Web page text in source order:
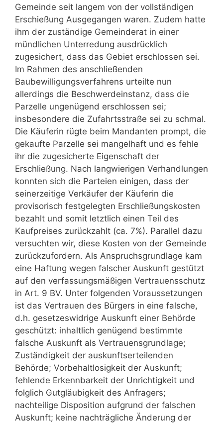
Gemeinde seit langem von der vollständigen
Erschießung Ausgegangen waren. Zudem hatte
ihm der zuständige Gemeinderat in einer
mündlichen Unterredung aus­drücklich
zugesichert, dass das Gebiet erschlossen sei.
Im Rahmen des anschließenden
Baubewilligungsverfahrens urteilte nun
allerdings die Beschwerdeinstanz, dass die
Parzelle ungenügend erschlossen sei;
insbesondere die Zufahrtsstraße sei zu schmal.
Die Käuferin rügte beim Mandanten prompt, die
gekaufte Parzelle sei mangelhaft und es fehle
ihr die zugesicherte Eigenschaft der
Erschließung. Nach langwierigen Verhandlungen
konnten sich die Parteien einigen, dass der
seinerzeitige Verkäufer der Käuferin die
provisorisch festgelegten Erschließungskosten
bezahlt und somit letztlich einen Teil des
Kaufpreises zurückzahlt (ca. 7%). Parallel dazu
versuchten wir, diese Kosten von der Gemeinde
zurückzufordern. Als Anspruchsgrundlage kam
eine Haftung wegen falscher Auskunft gestützt
auf den verfassungsmäßigen Vertrauensschutz
in Art. 9 BV. Unter folgenden Voraussetzungen
ist das Vertrauen des Bürgers in eine falsche,
d.h. gesetzeswidrige Auskunft einer Behörde
geschützt: inhaltlich genügend bestimmte
falsche Auskunft als Vertrauensgrundlage;
Zuständigkeit der auskunftserteilenden
Behörde; Vorbehaltlosigkeit der Auskunft;
fehlende Erkennbarkeit der Unrichtigkeit und
folglich Gutgläubigkeit des Anfragers;
nachteilige Disposition aufgrund der falschen
Auskunft; keine nachträgliche Änderung der